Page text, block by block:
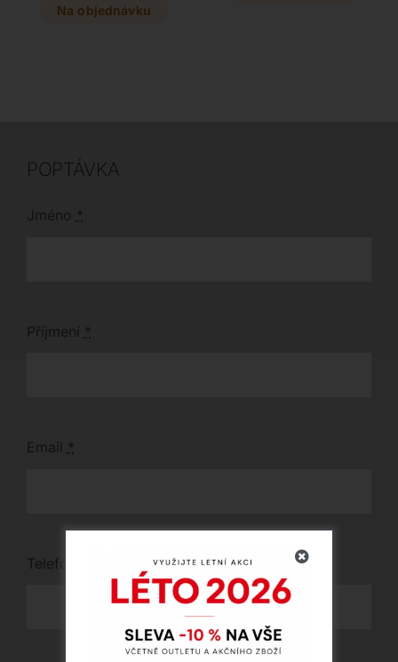
celočalouněnou
Na objednávku
POPTÁVKA
Jméno *
Příjmení *
Email *
Telefon